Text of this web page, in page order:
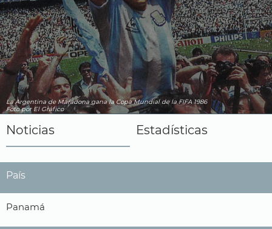
La Argentina de Maradona gana la Copa Mundial de la FIFA 1986
Foto por El Gráfico
Noticias Estadísticas
País
Panamá